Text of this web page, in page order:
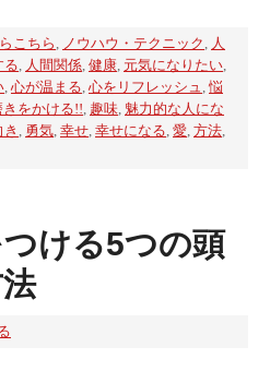
こちら ノウハウ・テクニック
人
る 人間関係 健康 元気になりたい
心が温まる 心をリフレッシュ ,悩
きをかける!! 趣味 魅力的な人にな
勇気 幸せ 幸せになる 愛 方法
ける5つの頭